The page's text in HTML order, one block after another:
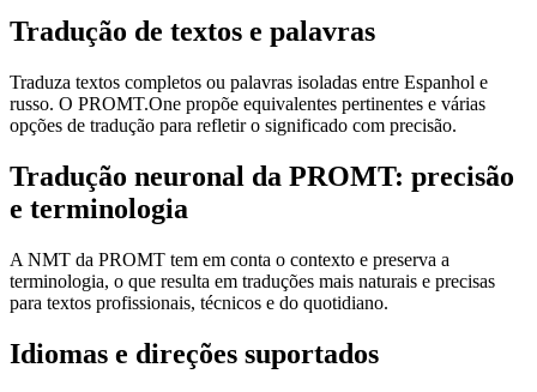
Tradução de textos e palavras
Traduza textos completos ou palavras isoladas entre Espanhol e
russo. O PROMT.One propõe equivalentes pertinentes e várias
opções de tradução para refletir o significado com precisão.
Tradução neuronal da PROMT: precisão
e terminologia
A NMT da PROMT tem em conta o contexto e preserva a
terminologia, o que resulta em traduções mais naturais e precisas
para textos profissionais, técnicos e do quotidiano.
Idiomas e direções suportados